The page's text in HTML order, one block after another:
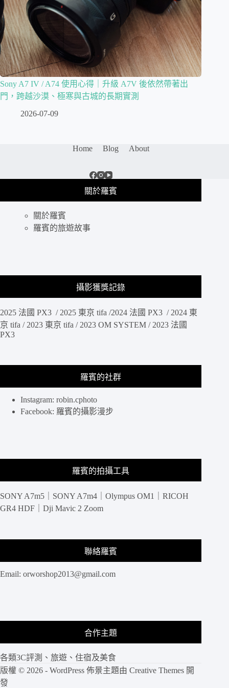
Sony A7 IV / A74 使用心得｜升級 A7V 後依然帶著出
門，跨越沙漠、極寒與古城的長期實測
2026-07-09
Home Blog About
關於羅賓
關於羅賓
羅賓的旅遊故事
攝影獲獎記錄
2025 法國 PX3 / 2025 東京 tifa /2024 法國 PX3 / 2024 東
京 tifa / 2023 東京 tifa / 2023 OM SYSTEM / 2023 法國
PX3
羅賓的社群
Instagram: robin.cphoto
Facebook: 羅賓的攝影漫步
羅賓的拍攝工具
SONY A7m5｜SONY A7m4｜Olympus OM1｜RICOH
GR4 HDF｜Dji Mavic 2 Zoom
聯絡羅賓
Email: orworshop2013@gmail.com
合作主題
各類3C評測、旅遊、住宿及美食
版權 © 2026 - WordPress 佈景主題由 Creative Themes 開
發